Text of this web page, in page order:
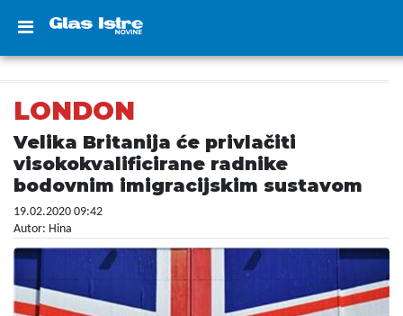
LONDON
Velika Britanija će privlačiti
visokokvalificirane radnike
bodovnim imigracijskim sustavom
19.02.2020 09:42
Autor: Hina